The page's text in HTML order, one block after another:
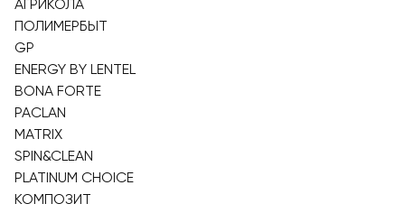
АГРИКОЛА
ПОЛИМЕРБЫТ
GP
ENERGY BY LENTEL
BONA FORTE
PACLAN
MATRIX
SPIN&CLEAN
PLATINUM CHOICE
КОМПОЗИТ